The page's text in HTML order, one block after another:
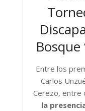
Bosque
Entre los
Carlos
Cerezo, entre
la